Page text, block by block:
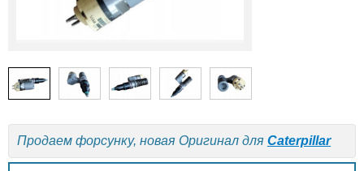
Продаем форсунку, новая Оригинал для Caterpillar